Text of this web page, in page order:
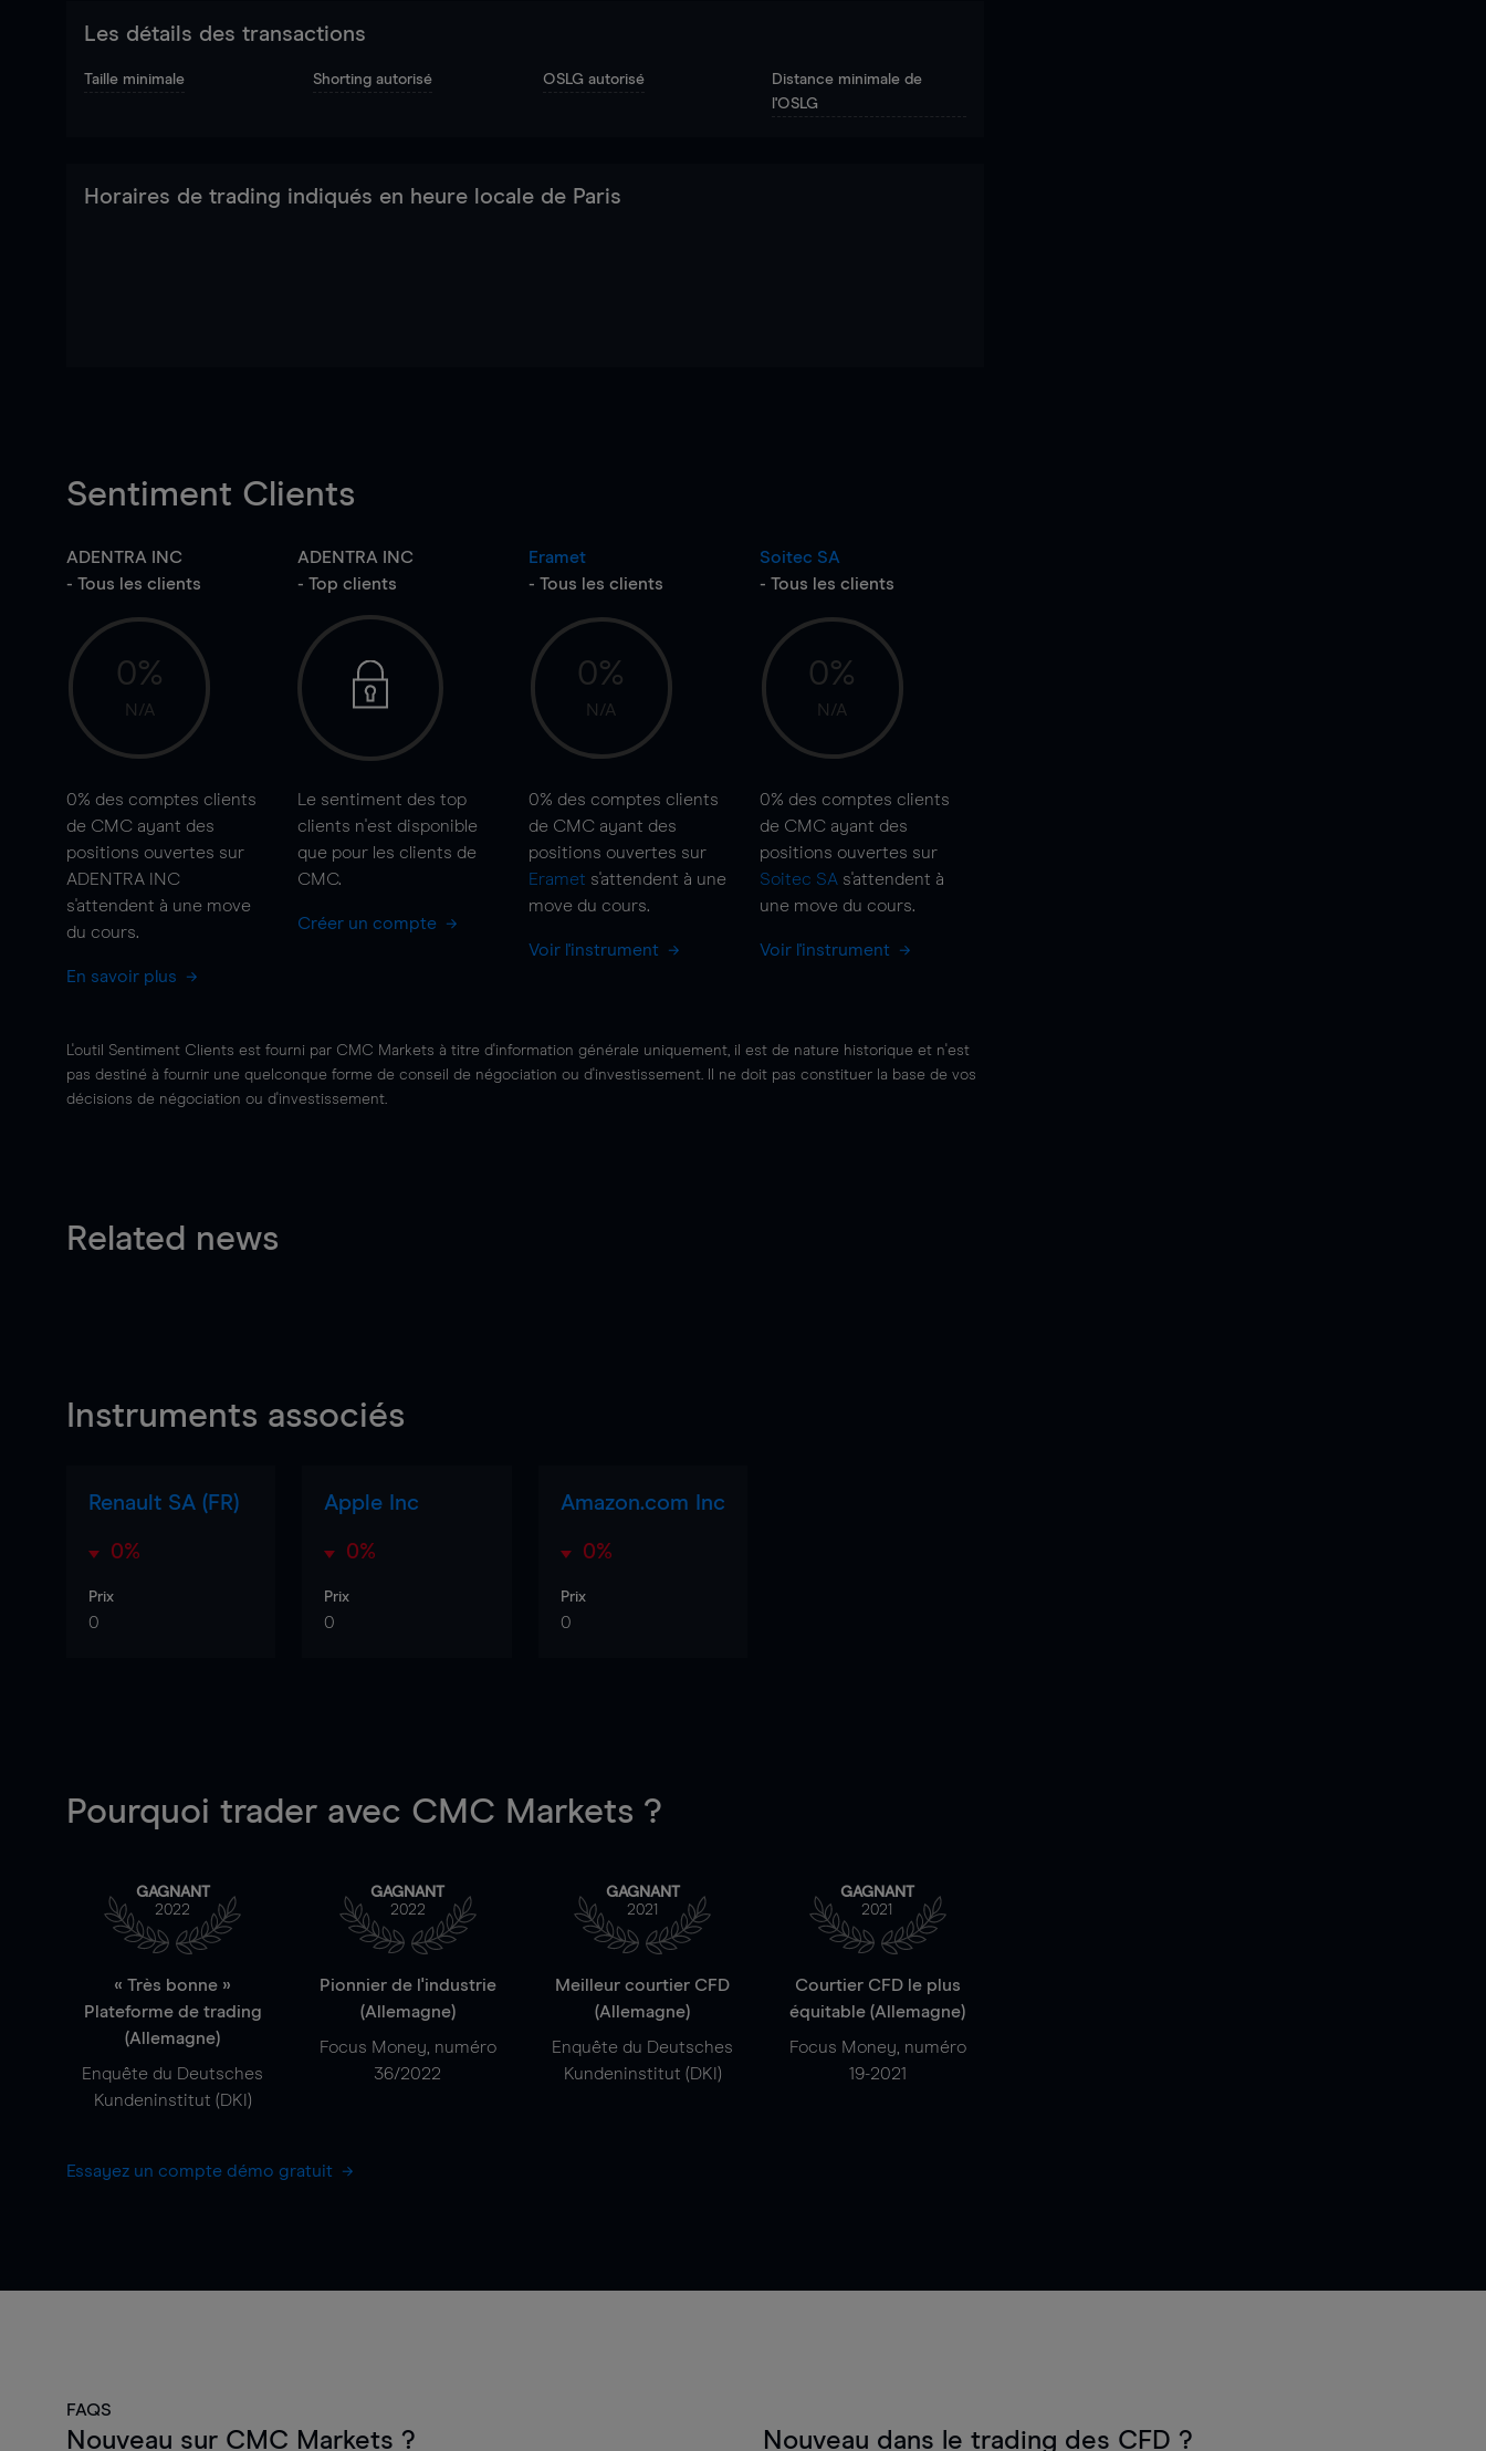
Les détails des transactions
Taille minimale Shorting autorisé OSLG autorisé
Distance minimale de
l'OSLG
Horaires de trading indiqués en heure locale de Paris
Sentiment Clients
ADENTRA INC
- Tous les clients
0%
N/A
0% des comptes clients
de CMC ayant des
positions ouvertes sur
ADENTRA INC
s'attendent à une move
du cours.
En savoir plus
ADENTRA INC
- Top clients
Le sentiment des top
clients n'est disponible
que pour les clients de
CMC.
Créer un compte
Eramet
- Tous les clients
0%
N/A
0% des comptes clients
de CMC ayant des
positions ouvertes sur
Eramet s'attendent à une
move du cours.
Voir l'instrument
Soitec SA
- Tous les clients
0%
N/A
0% des comptes clients
de CMC ayant des
positions ouvertes sur
Soitec SA s'attendent à
une move du cours.
Voir l'instrument
L'outil Sentiment Clients est fourni par CMC Markets à titre d'information générale uniquement, il est de nature historique et n'est
pas destiné à fournir une quelconque forme de conseil de négociation ou d'investissement. Il ne doit pas constituer la base de vos
décisions de négociation ou d'investissement.
Related news
Instruments associés
Renault SA (FR)
0%
Prix
0
Apple Inc
0%
Prix
0
Amazon.com Inc
0%
Prix
0
Pourquoi trader avec CMC Markets ?
GAGNANT
2022
« Très bonne »
Plateforme de trading
(Allemagne)
Enquête du Deutsches
Kundeninstitut (DKI)
GAGNANT
2022
Pionnier de l'industrie
(Allemagne)
Focus Money, numéro
36/2022
GAGNANT
2021
Meilleur courtier CFD
(Allemagne)
Enquête du Deutsches
Kundeninstitut (DKI)
GAGNANT
2021
Courtier CFD le plus
équitable (Allemagne)
Focus Money, numéro
19-2021
Essayez un compte démo gratuit
FAQS
Nouveau sur CMC Markets ? Nouveau dans le trading des CFD ?